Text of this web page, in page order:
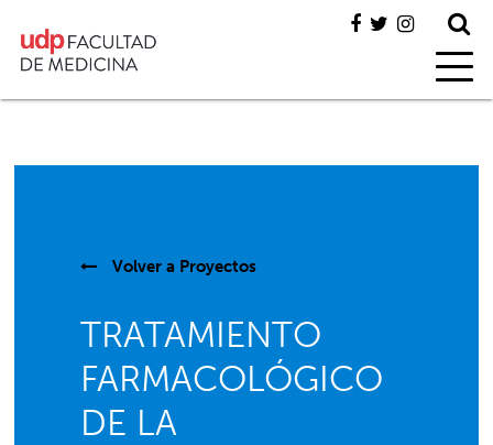
Volver a Proyectos
TRATAMIENTO
FARMACOLÓGICO
DE LA